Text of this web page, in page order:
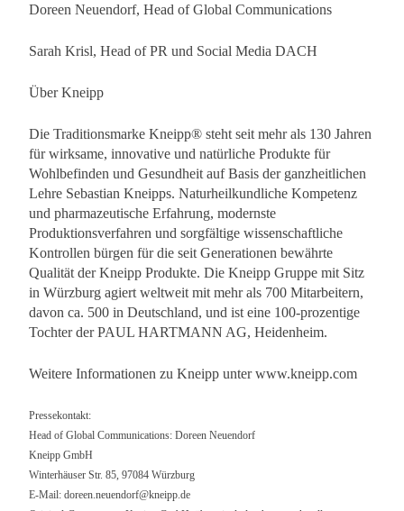
Doreen Neuendorf, Head of Global Communications
Sarah Krisl, Head of PR und Social Media DACH
Über Kneipp
Die Traditionsmarke Kneipp® steht seit mehr als 130 Jahren
für wirksame, innovative und natürliche Produkte für
Wohlbefinden und Gesundheit auf Basis der ganzheitlichen
Lehre Sebastian Kneipps. Naturheilkundliche Kompetenz
und pharmazeutische Erfahrung, modernste
Produktionsverfahren und sorgfältige wissenschaftliche
Kontrollen bürgen für die seit Generationen bewährte
Qualität der Kneipp Produkte. Die Kneipp Gruppe mit Sitz
in Würzburg agiert weltweit mit mehr als 700 Mitarbeitern,
davon ca. 500 in Deutschland, und ist eine 100-prozentige
Tochter der PAUL HARTMANN AG, Heidenheim.
Weitere Informationen zu Kneipp unter www.kneipp.com
Pressekontakt:
Head of Global Communications: Doreen Neuendorf
Kneipp GmbH
Winterhäuser Str. 85, 97084 Würzburg
E-Mail: doreen.neuendorf@kneipp.de